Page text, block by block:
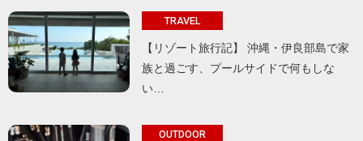
TRAVEL
【リゾート旅行記】 沖縄・伊良部島で家
族と過ごす、プールサイドで何もしな
い…
OUTDOOR